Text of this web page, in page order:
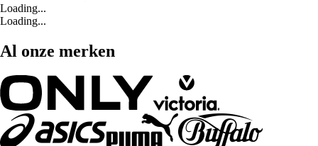
Loading...
Loading...
Al onze merken